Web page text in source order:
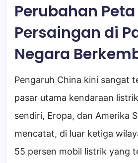
Perubahan Peta
Persaingan di
Negara
Pengaruh China kini sangat
pasar utama kendaraan
sendiri, Eropa, dan Amerika
mencatat, di luar ketiga
55 persen mobil listrik yang